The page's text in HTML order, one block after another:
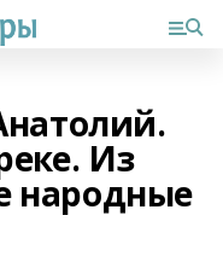
Из
народные